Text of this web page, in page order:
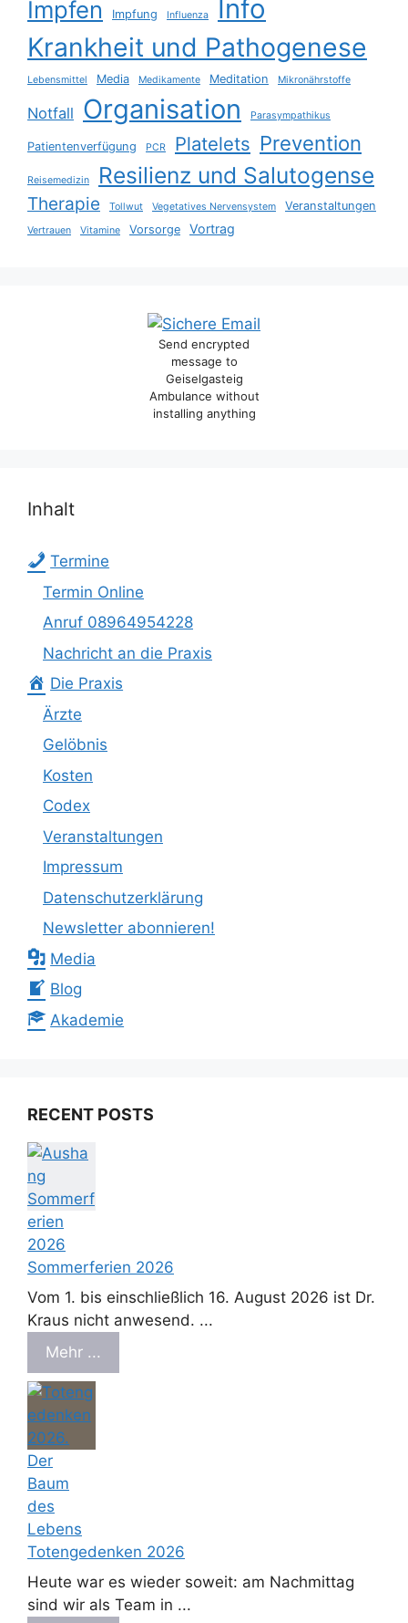
Impfen Impfung Influenza Info
Krankheit und Pathogenese
Lebensmittel Media Medikamente Meditation Mikronährstoffe
Notfall Organisation Parasympathikus
Patientenverfügung PCR Platelets Prevention
Reisemedizin Resilienz und Salutogense
Therapie Tollwut Vegetatives Nervensystem Veranstaltungen
Vertrauen Vitamine Vorsorge Vortrag
Send encrypted
message to
Geiselgasteig
Ambulance without
installing anything
Inhalt
Termine
Termin Online
Anruf 08964954228
Nachricht an die Praxis
Die Praxis
Ärzte
Gelöbnis
Kosten
Codex
Veranstaltungen
Impressum
Datenschutzerklärung
Newsletter abonnieren!
Media
Blog
Akademie
RECENT POSTS
Sommerferien 2026
Vom 1. bis einschließlich 16. August 2026 ist Dr.
Kraus nicht anwesend. ...
Mehr ...
Totengedenken 2026
Heute war es wieder soweit: am Nachmittag
sind wir als Team in ...